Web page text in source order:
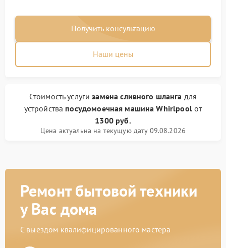
Получить консультацию
Наши цены
Стоимость услугизамена сливного шланга для
устройства посудомоечная машина Whirlpoolот
1300 руб.
Цена актуальна на текущую дату 09.08.2026
Ремонт бытовой техники
у Вас дома
С выездом квалифицированного мастера